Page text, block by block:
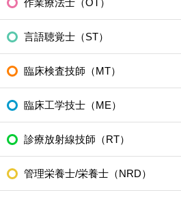
作業療法士（OT）
言語聴覚士（ST）
臨床検査技師（MT）
臨床工学技士（ME）
診療放射線技師（RT）
管理栄養士/栄養士（NRD）